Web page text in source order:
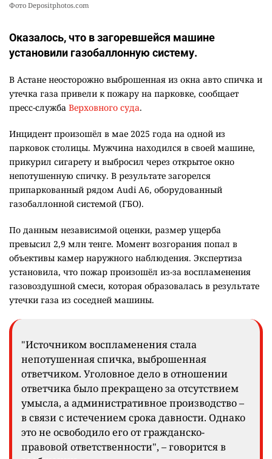
Фото Depositphotos.com
Оказалось, что в загоревшейся машине
установили газобаллонную систему.
В Астане неосторожно выброшенная из окна авто спичка и
утечка газа привели к пожару на парковке, сообщает
пресс-служба Верховного суда.
Инцидент произошёл в мае 2025 года на одной из
парковок столицы. Мужчина находился в своей машине,
прикурил сигарету и выбросил через открытое окно
непотушенную спичку. В результате загорелся
припаркованный рядом Audi A6, оборудованный
газобаллонной системой (ГБО).
По данным независимой оценки, размер ущерба
превысил 2,9 млн тенге. Момент возгорания попал в
объективы камер наружного наблюдения. Экспертиза
установила, что пожар произошёл из-за воспламенения
газовоздушной смеси, которая образовалась в результате
утечки газа из соседней машины.
"Источником воспламенения стала
непотушенная спичка, выброшенная
ответчиком. Уголовное дело в отношении
ответчика было прекращено за отсутствием
умысла, а административное производство –
в связи с истечением срока давности. Однако
это не освободило его от гражданско-
правовой ответственности", – говорится в